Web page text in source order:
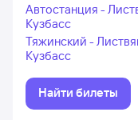
Автостанция -
Кузбасс
Тяжинский -
Кузбасс
Найти билеты